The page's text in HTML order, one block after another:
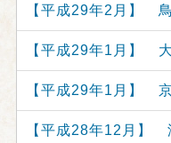
【平成29年2月】
【平成29年1月】
【平成29年1月】
【平成28年12月